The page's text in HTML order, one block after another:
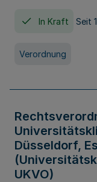
In Kraft Seit
Verordnung
Düsseldorf,
UKVO)